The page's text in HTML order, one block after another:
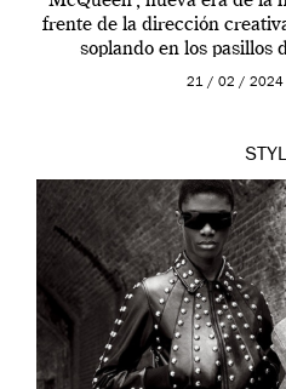
frente de la dirección
soplando en los pasillos
McQueen se
21 / 02 /